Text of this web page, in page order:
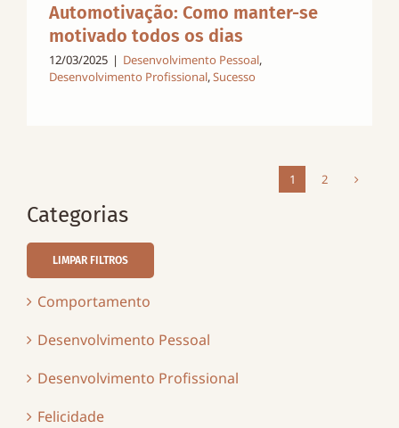
Automotivação: Como manter-se
motivado todos os dias
12/03/2025 | Desenvolvimento Pessoal,
Desenvolvimento Profissional,Sucesso
1 2
Categorias
LIMPAR FILTROS
Comportamento
Desenvolvimento Pessoal
Desenvolvimento Profissional
Felicidade